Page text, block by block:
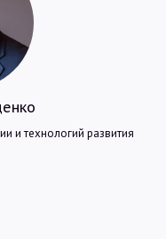
и технологий развития